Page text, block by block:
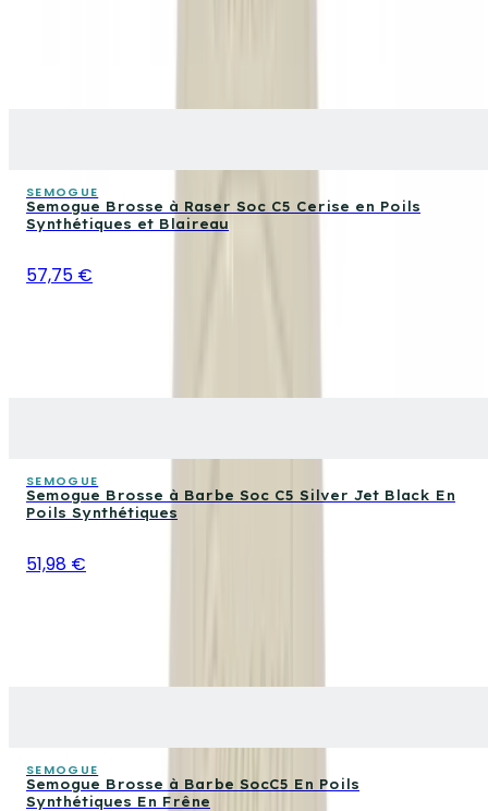
SEMOGUE
Semogue Brosse à Raser Soc C5 Cerise en Poils
Synthétiques et Blaireau
57,75 €
SEMOGUE
Semogue Brosse à Barbe Soc C5 Silver Jet Black En
Poils Synthétiques
51,98 €
SEMOGUE
Semogue Brosse à Barbe SocC5 En Poils
Synthétiques En Frêne